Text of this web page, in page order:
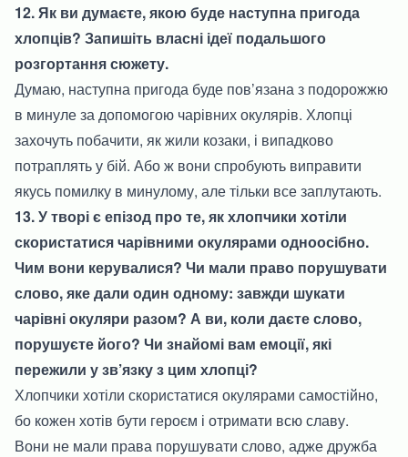
12. Як ви думаєте, якою буде наступна пригода
хлопців? Запишіть власні ідеї подальшого
розгортання сюжету.
Думаю, наступна пригода буде пов’язана з подорожжю
в минуле за допомогою чарівних окулярів. Хлопці
захочуть побачити, як жили козаки, і випадково
потраплять у бій. Або ж вони спробують виправити
якусь помилку в минулому, але тільки все заплутають.
13. У творі є епізод про те, як хлопчики хотіли
скористатися чарівними окулярами одноосібно.
Чим вони керувалися? Чи мали право порушувати
слово, яке дали один одному: завжди шукати
чарівні окуляри разом? А ви, коли даєте слово,
порушуєте його? Чи знайомі вам емоції, які
пережили у зв’язку з цим хлопці?
Хлопчики хотіли скористатися окулярами самостійно,
бо кожен хотів бути героєм і отримати всю славу.
Вони не мали права порушувати слово, адже дружба